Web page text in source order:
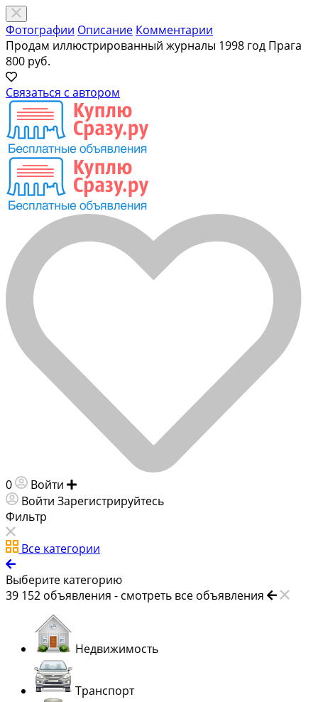
Фотографии Описание Комментарии
Продам иллюстрированный журналы 1998 год Прага
800 руб.
Связаться с автором
0 Войти
Войти Зарегистрируйтесь
Фильтр
Все категории
Выберите категорию
39 152 объявления - смотреть все объявления
Недвижимость
Транспорт